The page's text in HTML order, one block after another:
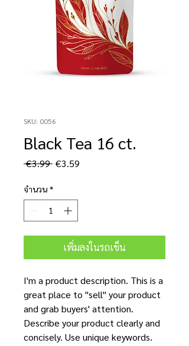
SKU: 0056
Black Tea 16 ct.
€3.99 ราคา
€3.59
จำนวน *
เพิ่มลงในรถเข็น
I'm a product description. This is a
great place to "sell" your product
and grab buyers' attention.
Describe your product clearly and
concisely. Use unique keywords.